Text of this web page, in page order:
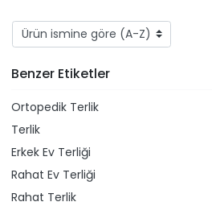
Benzer Etiketler
Ortopedik Terlik
Terlik
Erkek Ev Terliği
Rahat Ev Terliği
Rahat Terlik